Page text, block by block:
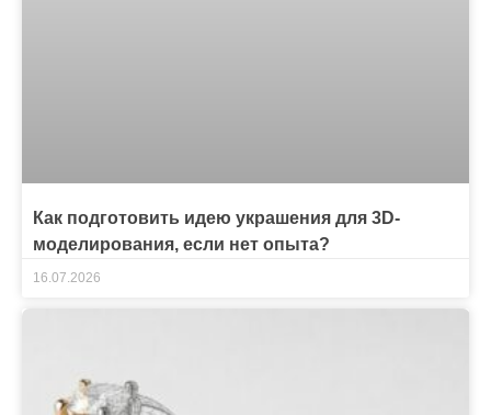
Как подготовить идею украшения для 3D-
моделирования, если нет опыта?
16.07.2026